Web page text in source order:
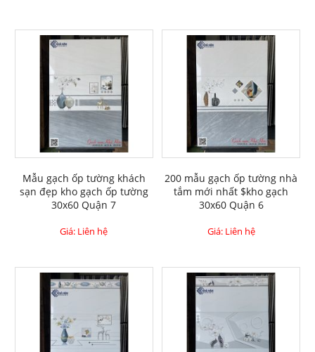
Mẫu gạch ốp tường khách
sạn đẹp kho gạch ốp tường
30x60 Quận 7
Giá: Liên hệ
200 mẫu gạch ốp tường nhà
tắm mới nhất $kho gạch
30x60 Quận 6
Giá: Liên hệ